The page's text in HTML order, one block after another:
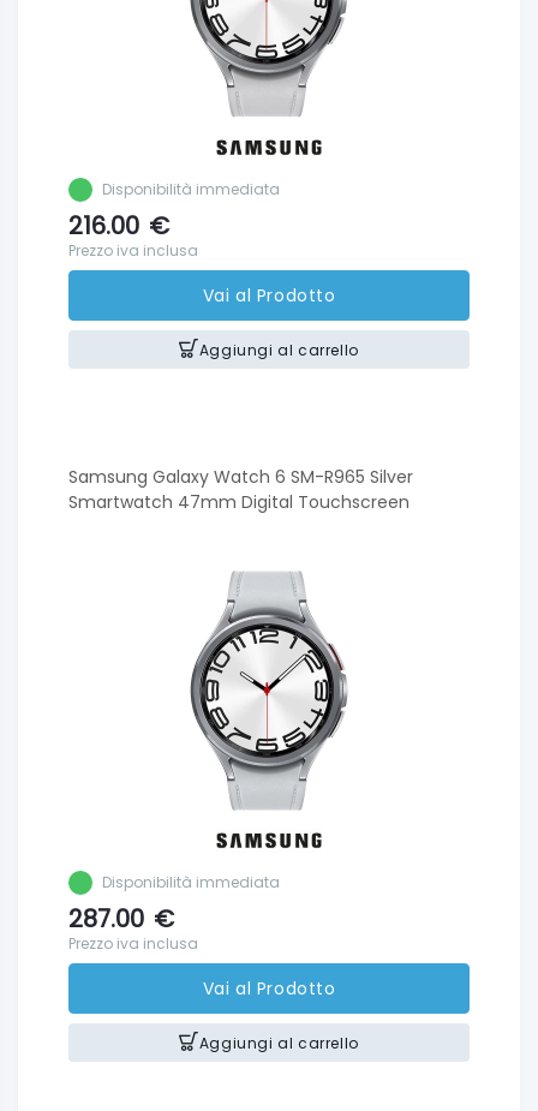
Disponibilità immediata
216.00 €
Prezzo iva inclusa
Vai al Prodotto
Aggiungi al carrello
Samsung Galaxy Watch 6 SM-R965 Silver
Smartwatch 47mm Digital Touchscreen
Disponibilità immediata
287.00 €
Prezzo iva inclusa
Vai al Prodotto
Aggiungi al carrello